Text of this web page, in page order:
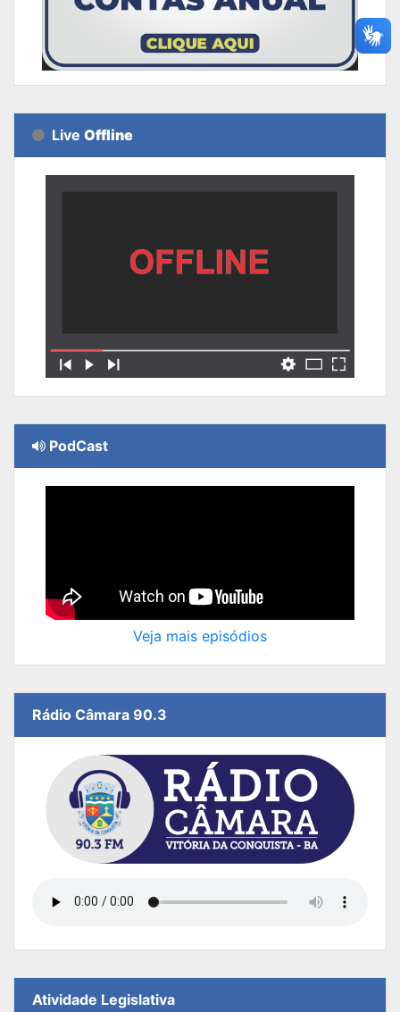
Live Offline
PodCast
Veja mais episódios
Rádio Câmara 90.3
Atividade Legislativa